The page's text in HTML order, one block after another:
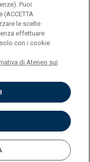
Puoi
le scelte
effettuare
con i cookie
di Ateneo sui